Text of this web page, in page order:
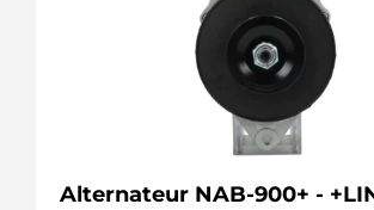
Alternateur NAB-900+ -